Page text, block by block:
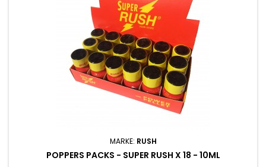
MARKE: RUSH
POPPERS PACKS - SUPER RUSH X 18 - 10ML